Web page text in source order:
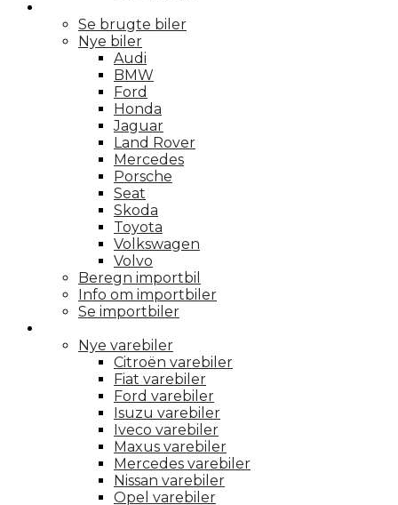
Se brugte biler
Nye biler
Audi
BMW
Ford
Honda
Jaguar
Land Rover
Mercedes
Porsche
Seat
Skoda
Toyota
Volkswagen
Volvo
Beregn importbil
Info om importbiler
Se importbiler
Nye varebiler
Citroën varebiler
Fiat varebiler
Ford varebiler
Isuzu varebiler
Iveco varebiler
Maxus varebiler
Mercedes varebiler
Nissan varebiler
Opel varebiler